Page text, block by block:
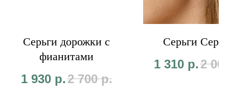
Серьги дорожки с
фианитами
1 930 р.2 700 р.
Серьги
1 310 р.2